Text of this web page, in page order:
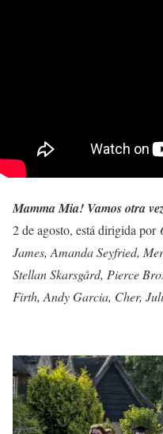
Mamma Mia! Vamos otra
2 de agosto, está dirigida por
James, Amanda Seyfried,
Stellan Skarsgård, Pierce
Firth, Andy Garcia, Cher,